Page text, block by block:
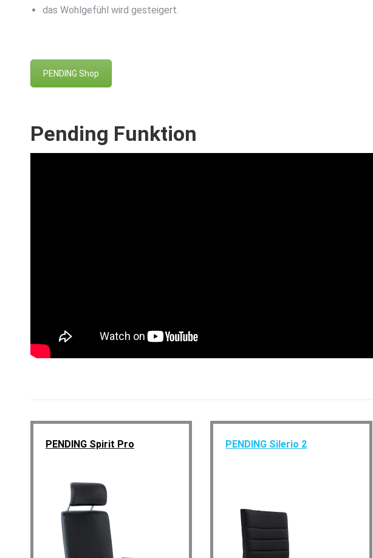
das Wohlgefühl wird gesteigert.
PENDING Shop
Pending Funktion
PENDING Spirit Pro PENDING Silerio 2